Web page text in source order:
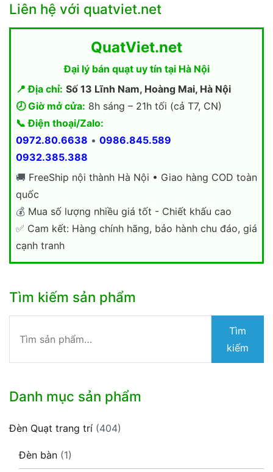
Liên hệ với quatviet.net
QuatViet.net
Đại lý bán quạt uy tín tại Hà Nội
📍 Địa chỉ: Số 13 Lĩnh Nam, Hoàng Mai, Hà Nội
🕗 Giờ mở cửa: 8h sáng – 21h tối (cả T7, CN)
📞 Điện thoại/Zalo:
0972.80.6638 • 0986.845.589
0932.385.388
🚚 FreeShip nội thành Hà Nội • Giao hàng COD toàn
quốc
💰 Mua số lượng nhiều giá tốt - Chiết khấu cao
✅ Cam kết: Hàng chính hãng, bảo hành chu đáo, giá
cạnh tranh
Tìm kiếm sản phẩm
kiếm:
Tìm
kiếm
Danh mục sản phẩm
Đèn Quạt trang trí (404)
Đèn bàn (1)